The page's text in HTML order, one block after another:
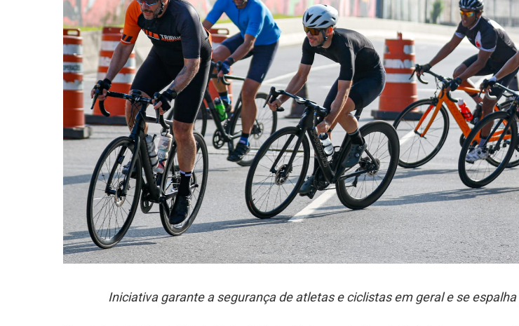
Hit enter to search or ESC to close
Iniciativa garante a segurança de atletas e ciclistas em geral e se espalha